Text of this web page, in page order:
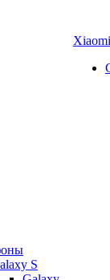
S
Xiaomi